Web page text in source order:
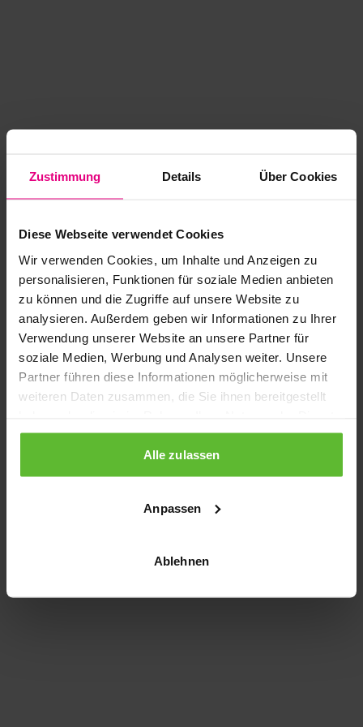
Zustimmung Details Über Cookies
Diese Webseite verwendet Cookies
Wir verwenden Cookies, um Inhalte und Anzeigen zu
personalisieren, Funktionen für soziale Medien anbieten
zu können und die Zugriffe auf unsere Website zu
analysieren. Außerdem geben wir Informationen zu Ihrer
Verwendung unserer Website an unsere Partner für
soziale Medien, Werbung und Analysen weiter. Unsere
Partner führen diese Informationen möglicherweise mit
weiteren Daten zusammen, die Sie ihnen bereitgestellt
gesammelt haben.
Alle zulassen
Anpassen
Ablehnen
Application error: a client-side exception has occurred
loading www.kurzwego.de (see the browser console for more
information).